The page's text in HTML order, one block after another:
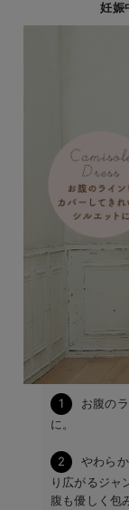
妊娠
1
お腹の
に。
2
やわら
り広がるジャ
腹も優しく包